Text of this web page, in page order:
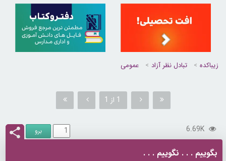
زیباکده تبادل نظر آزاد عمومی
1 از 1
6.69K
بگوییم . . . نگوییم . . .